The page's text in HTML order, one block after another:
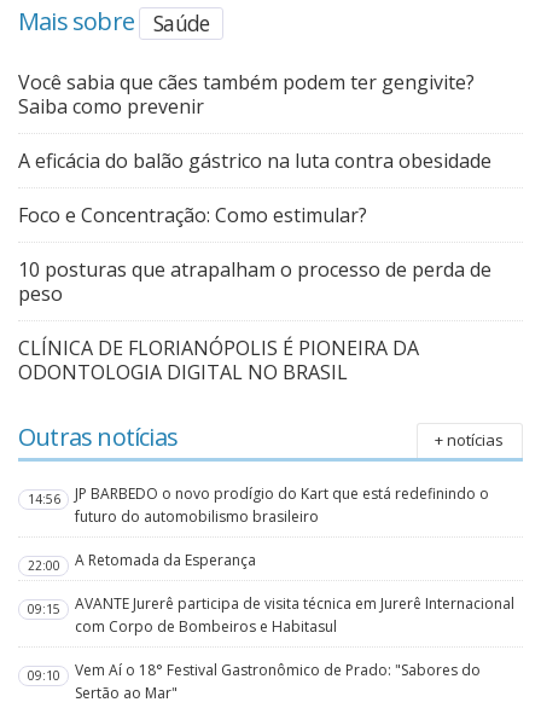
Mais sobre Saúde
Você sabia que cães também podem ter gengivite?
Saiba como prevenir
A eficácia do balão gástrico na luta contra obesidade
Foco e Concentração: Como estimular?
10 posturas que atrapalham o processo de perda de
peso
CLÍNICA DE FLORIANÓPOLIS É PIONEIRA DA
ODONTOLOGIA DIGITAL NO BRASIL
Outras notícias + notícias
14:56
JP BARBEDO o novo prodígio do Kart que está redefinindo o
futuro do automobilismo brasileiro
22:00 A Retomada da Esperança
09:15
AVANTE Jurerê participa de visita técnica em Jurerê Internacional
com Corpo de Bombeiros e Habitasul
09:10
Vem Aí o 18° Festival Gastronômico de Prado: "Sabores do
Sertão ao Mar"